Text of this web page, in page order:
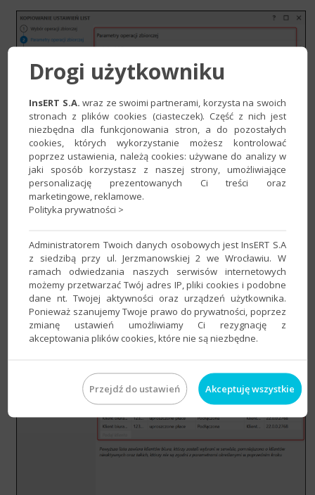
4. Wskazać klientów biura rachunkowego, do baz, których
zostaną skopiowane listy i przejśćDalej.
Drogi użytkowniku
InsERT S.A. wraz ze swoimi partnerami, korzysta na swoich
stronach z plików cookies (ciasteczek). Część z nich jest
niezbędna dla funkcjonowania stron, a do pozostałych
cookies, których wykorzystanie możesz kontrolować
poprzez ustawienia, należą cookies: używane do analizy w
jaki sposób korzystasz z naszej strony, umożliwiające
personalizację prezentowanych Ci treści oraz
marketingowe, reklamowe.
Polityka prywatności >
Administratorem Twoich danych osobowych jest InsERT S.A
z siedzibą przy ul. Jerzmanowskiej 2 we Wrocławiu. W
ramach odwiedzania naszych serwisów internetowych
możemy przetwarzać Twój adres IP, pliki cookies i podobne
dane nt. Twojej aktywności oraz urządzeń użytkownika.
Ponieważ szanujemy Twoje prawo do prywatności, poprzez
zmianę ustawień umożliwiamy Ci rezygnację z
akceptowania plików cookies, które nie są niezbędne.
Przejdź do ustawień Akceptuję wszystkie